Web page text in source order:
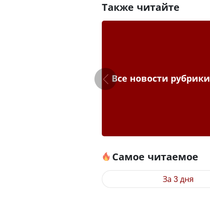
Также читайте
Все новости рубрики
Самое читаемое
За 3 дня